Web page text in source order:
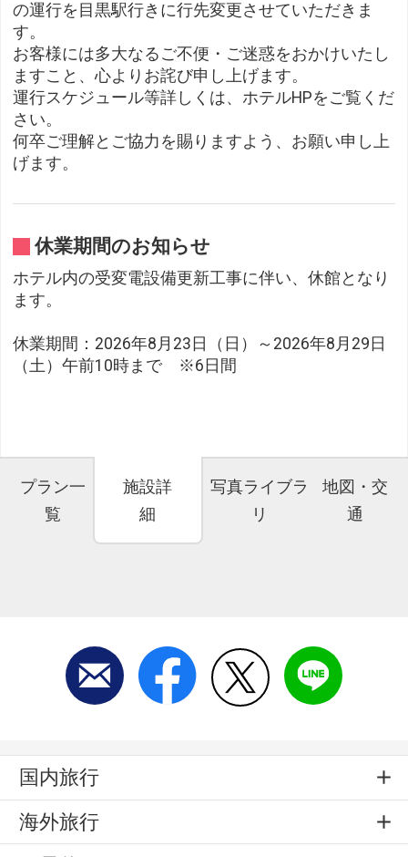
の運行を目黒駅行きに行先変更させていただきま
す。
お客様には多大なるご不便・ご迷惑をおかけいたし
ますこと、心よりお詫び申し上げます。
運行スケジュール等詳しくは、ホテルHPをご覧くだ
さい。
何卒ご理解とご協力を賜りますよう、お願い申し上
げます。
休業期間のお知らせ
ホテル内の受変電設備更新工事に伴い、休館となり
ます。
休業期間：2026年8月23日（日）～2026年8月29日
（土）午前10時まで ※6日間
プラン一
覧
施設詳
細
写真ライブラ
リ
地図・交
通
国内旅行
海外旅行